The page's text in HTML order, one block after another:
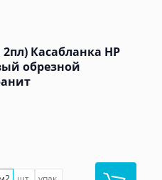
2пл) Касабланка HP
обрезной